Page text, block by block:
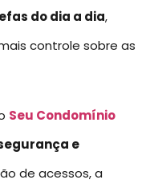
do dia a dia,
controle sobre as
Seu Condomínio
e
de acessos, a